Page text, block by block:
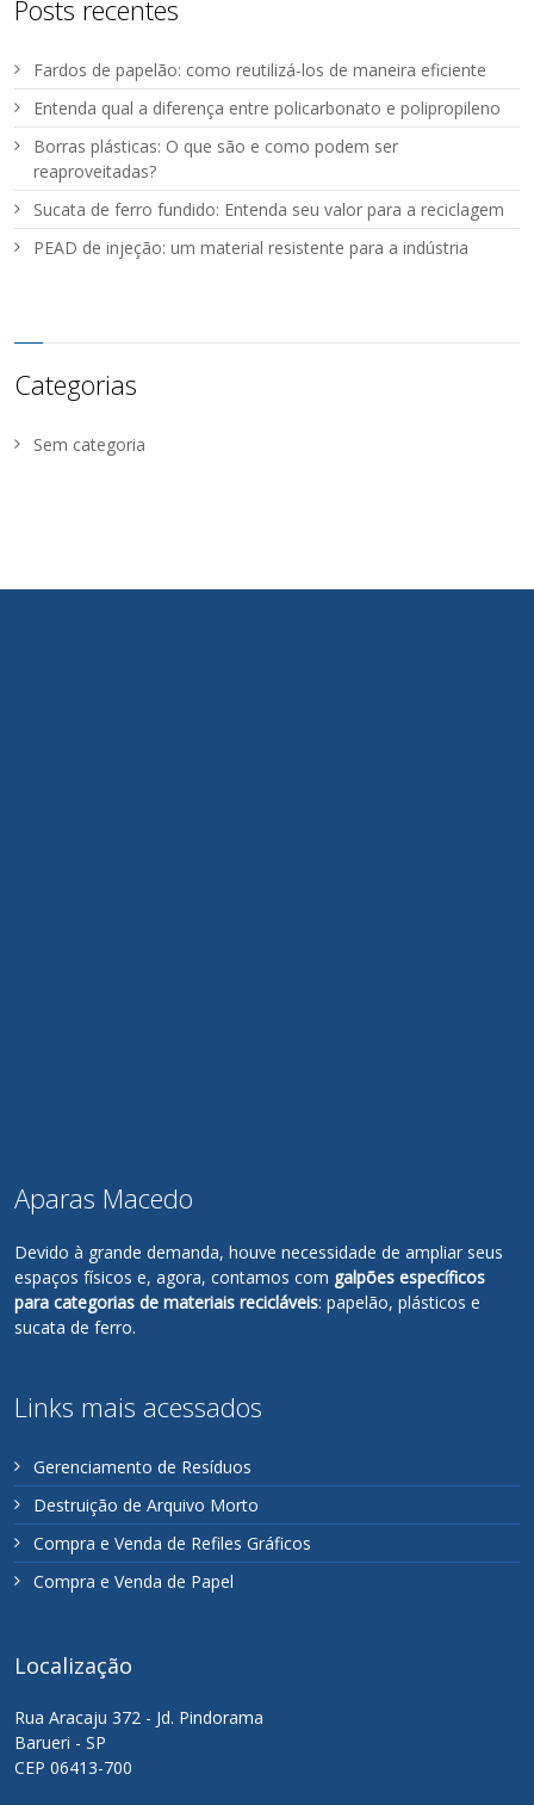
Posts recentes
Fardos de papelão: como reutilizá-los de maneira eficiente
Entenda qual a diferença entre policarbonato e polipropileno
Borras plásticas: O que são e como podem ser
reaproveitadas?
Sucata de ferro fundido: Entenda seu valor para a reciclagem
PEAD de injeção: um material resistente para a indústria
Categorias
Sem categoria
Aparas Macedo
Devido à grande demanda, houve necessidade de ampliar seus
espaços físicos e, agora, contamos com galpões específicos
para categorias de materiais recicláveis: papelão, plásticos e
sucata de ferro.
Links mais acessados
Gerenciamento de Resíduos
Destruição de Arquivo Morto
Compra e Venda de Refiles Gráficos
Compra e Venda de Papel
Localização
Rua Aracaju 372 - Jd. Pindorama
Barueri - SP
CEP 06413-700